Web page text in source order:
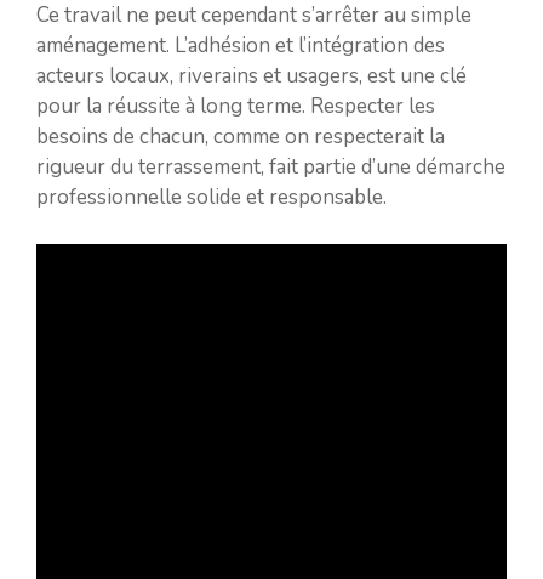
Ce travail ne peut cependant s’arrêter au simple
aménagement. L’adhésion et l’intégration des
acteurs locaux, riverains et usagers, est une clé
pour la réussite à long terme. Respecter les
besoins de chacun, comme on respecterait la
rigueur du terrassement, fait partie d’une démarche
professionnelle solide et responsable.